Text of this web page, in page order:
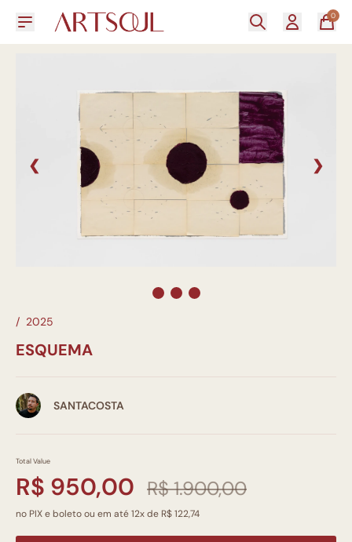
0
❮ ❯
/ 2025
ESQUEMA
SANTACOSTA
Total Value
R$ 950,00 R$ 1.900,00
no PIX e boleto ou em até 12x de R$ 122,74